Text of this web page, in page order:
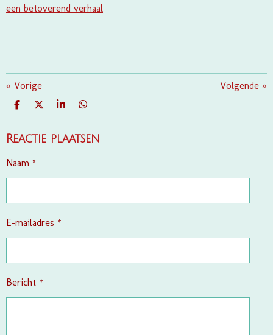
een betoverend verhaal
« Vorige Volgende »
D
E
D
L
S
R
D
E
Reactie plaatsen
Naam *
E-mailadres *
Bericht *